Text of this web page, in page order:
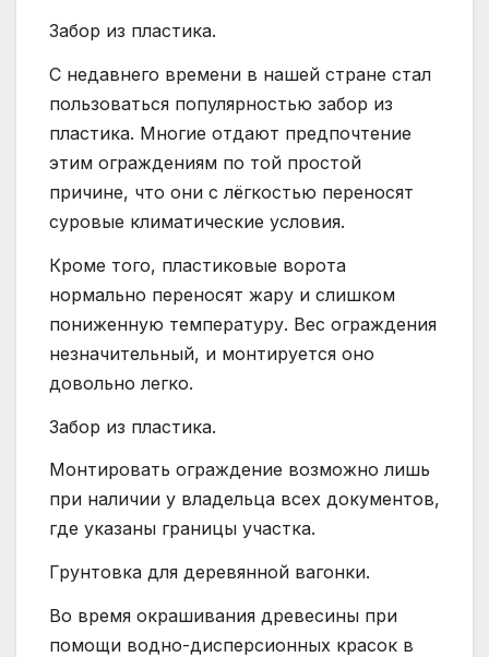
Забор из пластика.
С недавнего времени в нашей стране стал
пользоваться популярностью забор из
пластика. Многие отдают предпочтение
этим ограждениям по той простой
причине, что они с лёгкостью переносят
суровые климатические условия.
Кроме того, пластиковые ворота
нормально переносят жару и слишком
пониженную температуру. Вес ограждения
незначительный, и монтируется оно
довольно легко.
Забор из пластика.
Монтировать ограждение возможно лишь
при наличии у владельца всех документов,
где указаны границы участка.
Грунтовка для деревянной вагонки.
Во время окрашивания древесины при
помощи водно-дисперсионных красок в